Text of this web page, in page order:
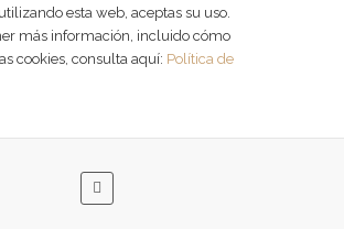
esta web, aceptas su uso.
más información, incluido cómo
cookies, consulta aquí: Política de